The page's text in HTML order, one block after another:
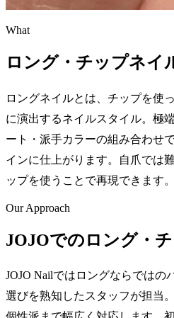
What
ロング・チップネイ
ロングネイルとは、チップを使
に演出するネイルスタイル。極
ート・派手カラーの組み合わせ
インに仕上がります。自爪では
ップを使うことで再現できます。
Our Approach
JOJOでのロング・
JOJO Nailではロングならではの
選びを熟知したスタッフが担当